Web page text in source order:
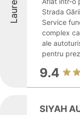
Strada
Service
complex
ale
pentru
9.4
SIYAH